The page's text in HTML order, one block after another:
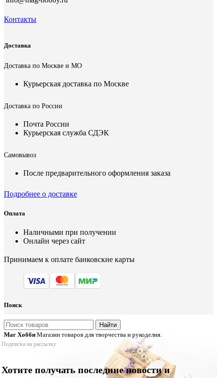
Контакты
Доставка
Доставка по Москве и МО
Курьерская доставка по Москве
Доставка по России
Почта России
Курьерская служба СДЭК
Самовывоз
После предварительного оформления заказа
Подробнее о доставке
Оплата
Наличными при получении
Онлайн через сайт
Принимаем к оплате банковские карты
Поиск
Найти
Маг Хобби Магазин товаров для творчества и рукоделия.
Подписка на рассылку
Хотите получать последние новости и